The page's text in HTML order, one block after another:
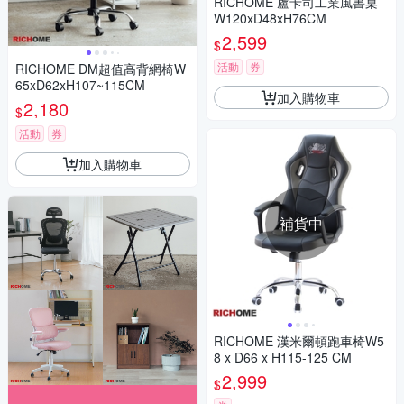
RICHOME DM超值高背網椅W
65xD62xH107~115CM
$2,180
活動 券
加入購物車
W120xD48xH76CM
$2,599
活動 券
加入購物車
補貨中
RICHOME 漢米爾頓跑車椅W5
8 x D66 x H115-125 CM
$2,999